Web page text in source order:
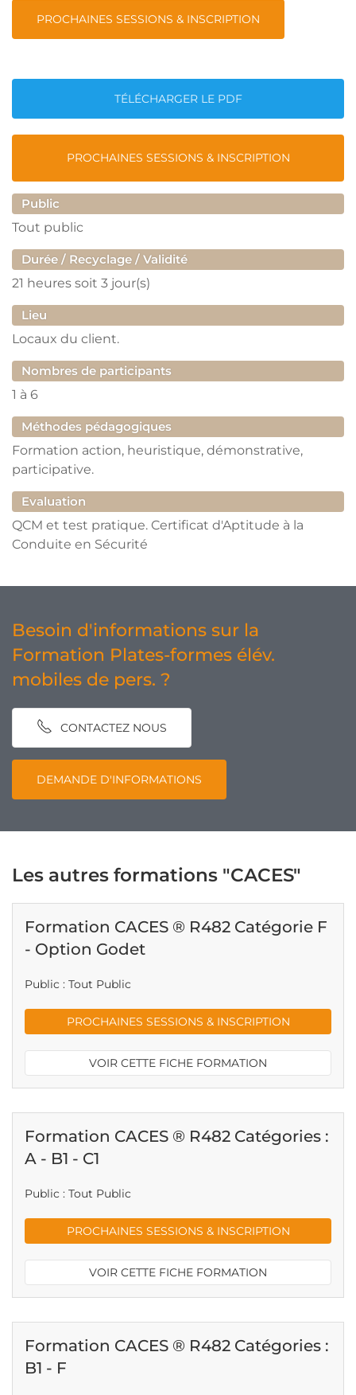
PROCHAINES SESSIONS & INSCRIPTION
TÉLÉCHARGER LE PDF
PROCHAINES SESSIONS & INSCRIPTION
Public
Tout public
Durée / Recyclage / Validité
21 heures soit 3 jour(s)
Lieu
Locaux du client.
Nombres de participants
1 à 6
Méthodes pédagogiques
Formation action, heuristique, démonstrative,
participative.
Evaluation
QCM et test pratique. Certificat d'Aptitude à la
Conduite en Sécurité
Besoin d'informations sur la
Formation Plates-formes élév.
mobiles de pers. ?
CONTACTEZ NOUS
DEMANDE D'INFORMATIONS
Les autres formations "CACES"
Formation CACES ® R482 Catégorie F
- Option Godet
Public : Tout Public
PROCHAINES SESSIONS & INSCRIPTION
VOIR CETTE FICHE FORMATION
Formation CACES ® R482 Catégories :
A - B1 - C1
Public : Tout Public
PROCHAINES SESSIONS & INSCRIPTION
VOIR CETTE FICHE FORMATION
Formation CACES ® R482 Catégories :
B1 - F